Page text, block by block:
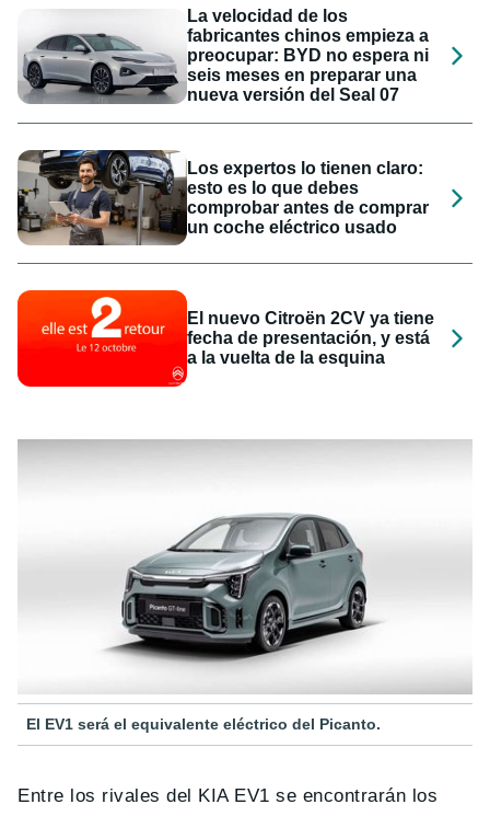
La velocidad de los
fabricantes chinos empieza a
preocupar: BYD no espera ni
seis meses en preparar una
nueva versión del Seal 07
Los expertos lo tienen claro:
esto es lo que debes
comprobar antes de comprar
un coche eléctrico usado
El nuevo Citroën 2CV ya tiene
fecha de presentación, y está
a la vuelta de la esquina
El EV1 será el equivalente eléctrico del Picanto.
Entre los rivales del KIA EV1 se encontrarán los